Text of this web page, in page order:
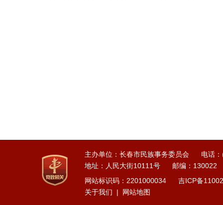
主办单位：长春市民族事务委员会
电话
地址：人民大街10111号
邮编：130022
网站标识码：2201000034
吉ICP备
关于我们 | 网站地图